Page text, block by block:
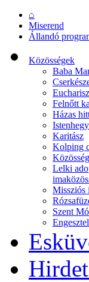
⌂
Miserend
Állandó
Közösségek
Baba
Felnőtt
Házas
Karitász
Kolping
Lelki
Missziós
Szent